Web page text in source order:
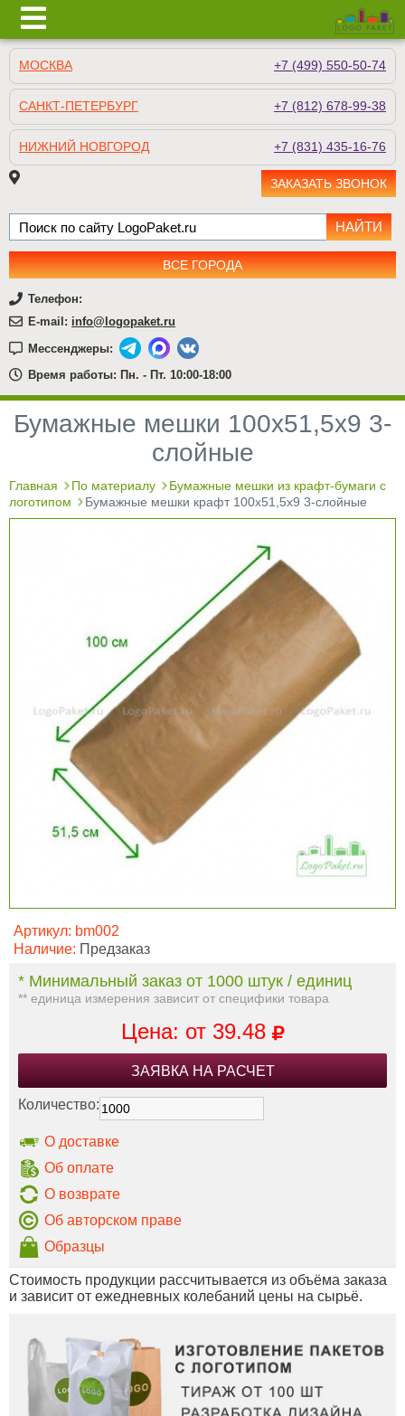
МОСКВА +7 (499) 550-50-74
САНКТ-ПЕТЕРБУРГ +7 (812) 678-99-38
НИЖНИЙ НОВГОРОД +7 (831) 435-16-76
ЗАКАЗАТЬ ЗВОНОК
ВСЕ ГОРОДА
Телефон:
E-mail: info@logopaket.ru
Мессенджеры:
Время работы: Пн. - Пт. 10:00-18:00
Бумажные мешки 100х51,5х9 3-
слойные
Главная По материалу
Бумажные мешки из крафт-бумаги с
логотипом
Бумажные мешки крафт 100х51,5х9 3-слойные
Артикул: bm002
Наличие: Предзаказ
* Минимальный заказ от 1000 штук / единиц
** единица измерения зависит от специфики товара
Цена: от 39.48
ЗАЯВКА НА РАСЧЕТ
Количество:
О доставке
Об оплате
О возврате
Об авторском праве
Образцы
Стоимость продукции рассчитывается из объёма заказа
и зависит от ежедневных колебаний цены на сырьё.